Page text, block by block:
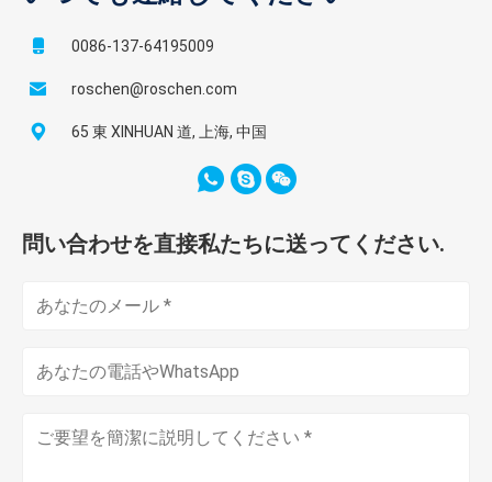
0086-137-64195009
roschen@roschen.com
65 東 XINHUAN 道, 上海, 中国
問い合わせを直接私たちに送ってください.